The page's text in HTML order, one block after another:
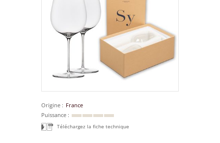
Origine
France
Puissance
Téléchargez la fiche technique